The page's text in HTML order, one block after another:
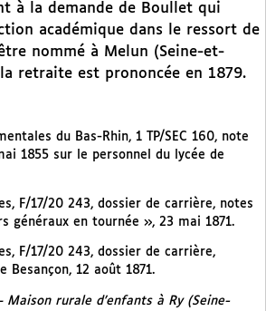
à la demande de Boullet qui
académique dans le ressort de
nommé à Melun (Seine-et-
retraite est prononcée en 1879.
du Bas-Rhin, 1 TP/SEC 160, note
1855 sur le personnel du lycée de
F/17/20 243, dossier de carrière, notes
généraux en tournée », 23 mai 1871.
F/17/20 243, dossier de carrière,
Besançon, 12 août 1871.
Maison rurale d’enfants à Ry (Seine-